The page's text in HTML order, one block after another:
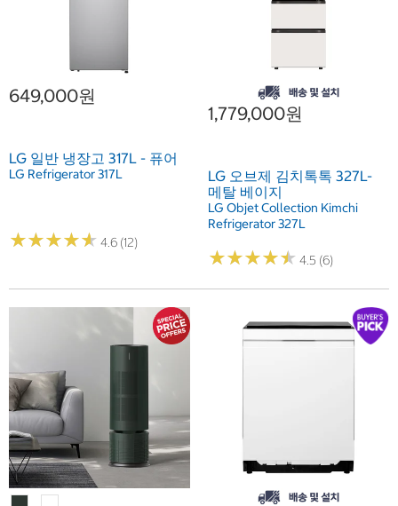
649,000원
LG 일반 냉장고 317L - 퓨어
LG Refrigerator 317L
★★★★★
★★★★★ 4.6 (12)
1,779,000원
LG 오브제 김치톡톡 327L-
메탈 베이지
LG Objet Collection Kimchi
Refrigerator 327L
★★★★★
★★★★★ 4.5 (6)